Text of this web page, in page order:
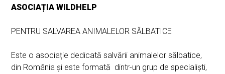
ASOCIAȚIA WILDHELP
PENTRU SALVAREA ANIMALELOR SĂLBATICE
Este o asociație dedicată salvării animalelor sălbatice,
din România și este formată dintr-un grup de specialiști,